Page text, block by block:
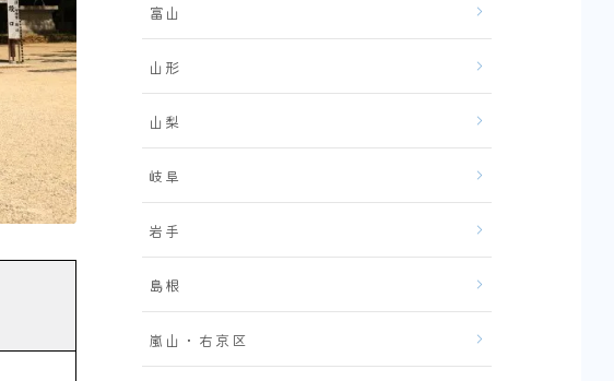
富山
山形
山梨
岐阜
岩手
島根
嵐山・右京区